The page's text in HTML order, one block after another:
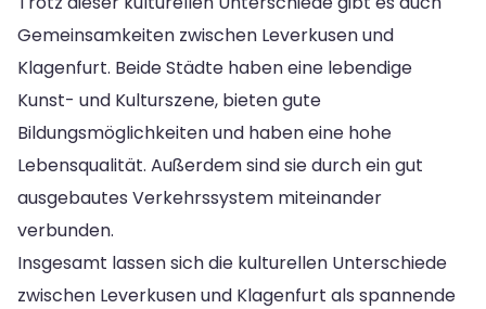
Gemeinsamkeiten zwischen Leverkusen und
Klagenfurt. Beide Städte haben eine lebendige
Kunst- und Kulturszene, bieten gute
Bildungsmöglichkeiten und haben eine hohe
Lebensqualität. Außerdem sind sie durch ein gut
ausgebautes Verkehrssystem miteinander
verbunden.
Insgesamt lassen sich die kulturellen Unterschiede
zwischen Leverkusen und Klagenfurt als spannende